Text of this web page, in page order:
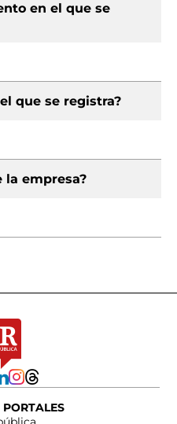
en el que se
que se registra?
la empresa?
PORTALES